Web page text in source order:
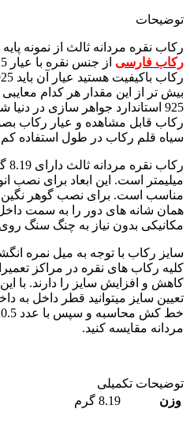
توضیحات
رکاب نقره مردانه ثالث از نمونه
رکاب فارسی
بیش تر از این مقدار هر کدام معایبی
رکاب قابل مشاهده و عیار رکاب
سیاه قلم رکاب در طول استفاده
میلیمتر است. این ابعاد برای نصب
مناسب است. برای نصب گوهر نگین
همان شانه های دور را به سمت
مکانیکی بدون نیاز به چنگ سنگ
کلیه رکاب های نقره در مراکز
کاهش و افزایش سایز را دارند. با
تعیین سایز میتوانید قطر داخل به
مردانه مقایسه کنید.
توضیحات تکمیلی
وزن
8.19 گرم